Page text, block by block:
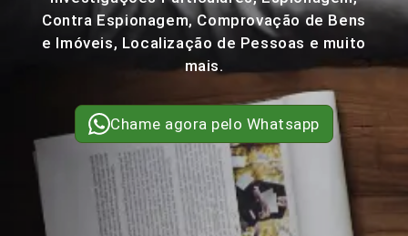
Contra Espionagem, Comprovação de Bens
e Imóveis, Localização de Pessoas e muito
mais.
Chame agora pelo Whatsapp